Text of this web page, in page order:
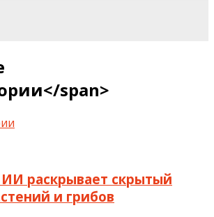
span>
ИИ раскрывает скрытый
и грибов